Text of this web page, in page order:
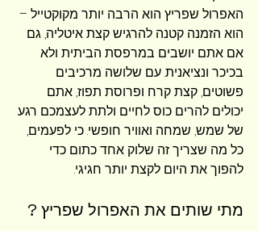
האפרול שפריץ הוא הרבה יותר מקוקטייל –
הוא הזמנה קטנה להרגיש קצת איטליה, גם
אם אתם יושבים במרפסת הביתית ולא
בכיכר ונציאנית. עם שלושה מרכיבים
פשוטים, קצת קרח ופרוסת תפוז, אתם
יכולים להרים כוס לחיים ולתת לעצמכם רגע
של שמש, שמחה ואוויר חופשי. כי לפעמים,
כל מה שצריך זה שלוק אחד כתום כדי
להפוך את היום לקצת יותר חגיגי.
מתי שותים את האפרול שפריץ ?